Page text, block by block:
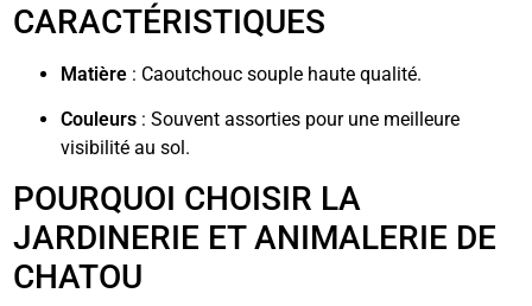
CARACTÉRISTIQUES
Matière : Caoutchouc souple haute qualité.
Couleurs : Souvent assorties pour une meilleure
visibilité au sol.
POURQUOI CHOISIR LA
JARDINERIE ET ANIMALERIE DE
CHATOU